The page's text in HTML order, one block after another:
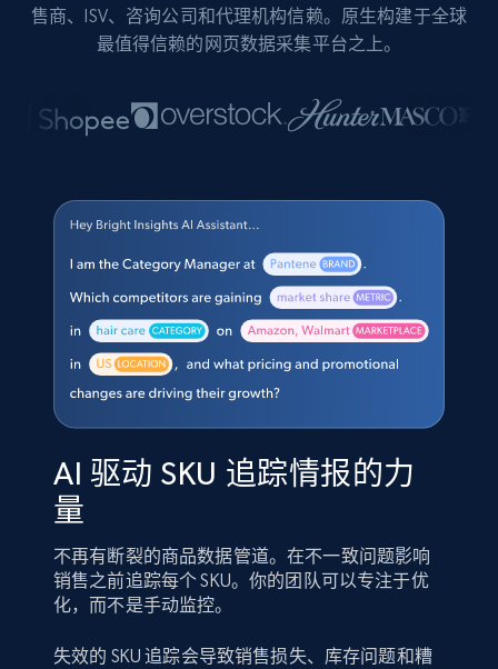
售商、ISV、咨询公司和代理机构信赖。原生构建于全球
最值得信赖的网页数据采集平台之上。
AI 驱动 SKU 追踪情报的力
量
不再有断裂的商品数据管道。在不一致问题影响
销售之前追踪每个 SKU。你的团队可以专注于优
化，而不是手动监控。
失效的 SKU 追踪会导致销售损失、库存问题和糟